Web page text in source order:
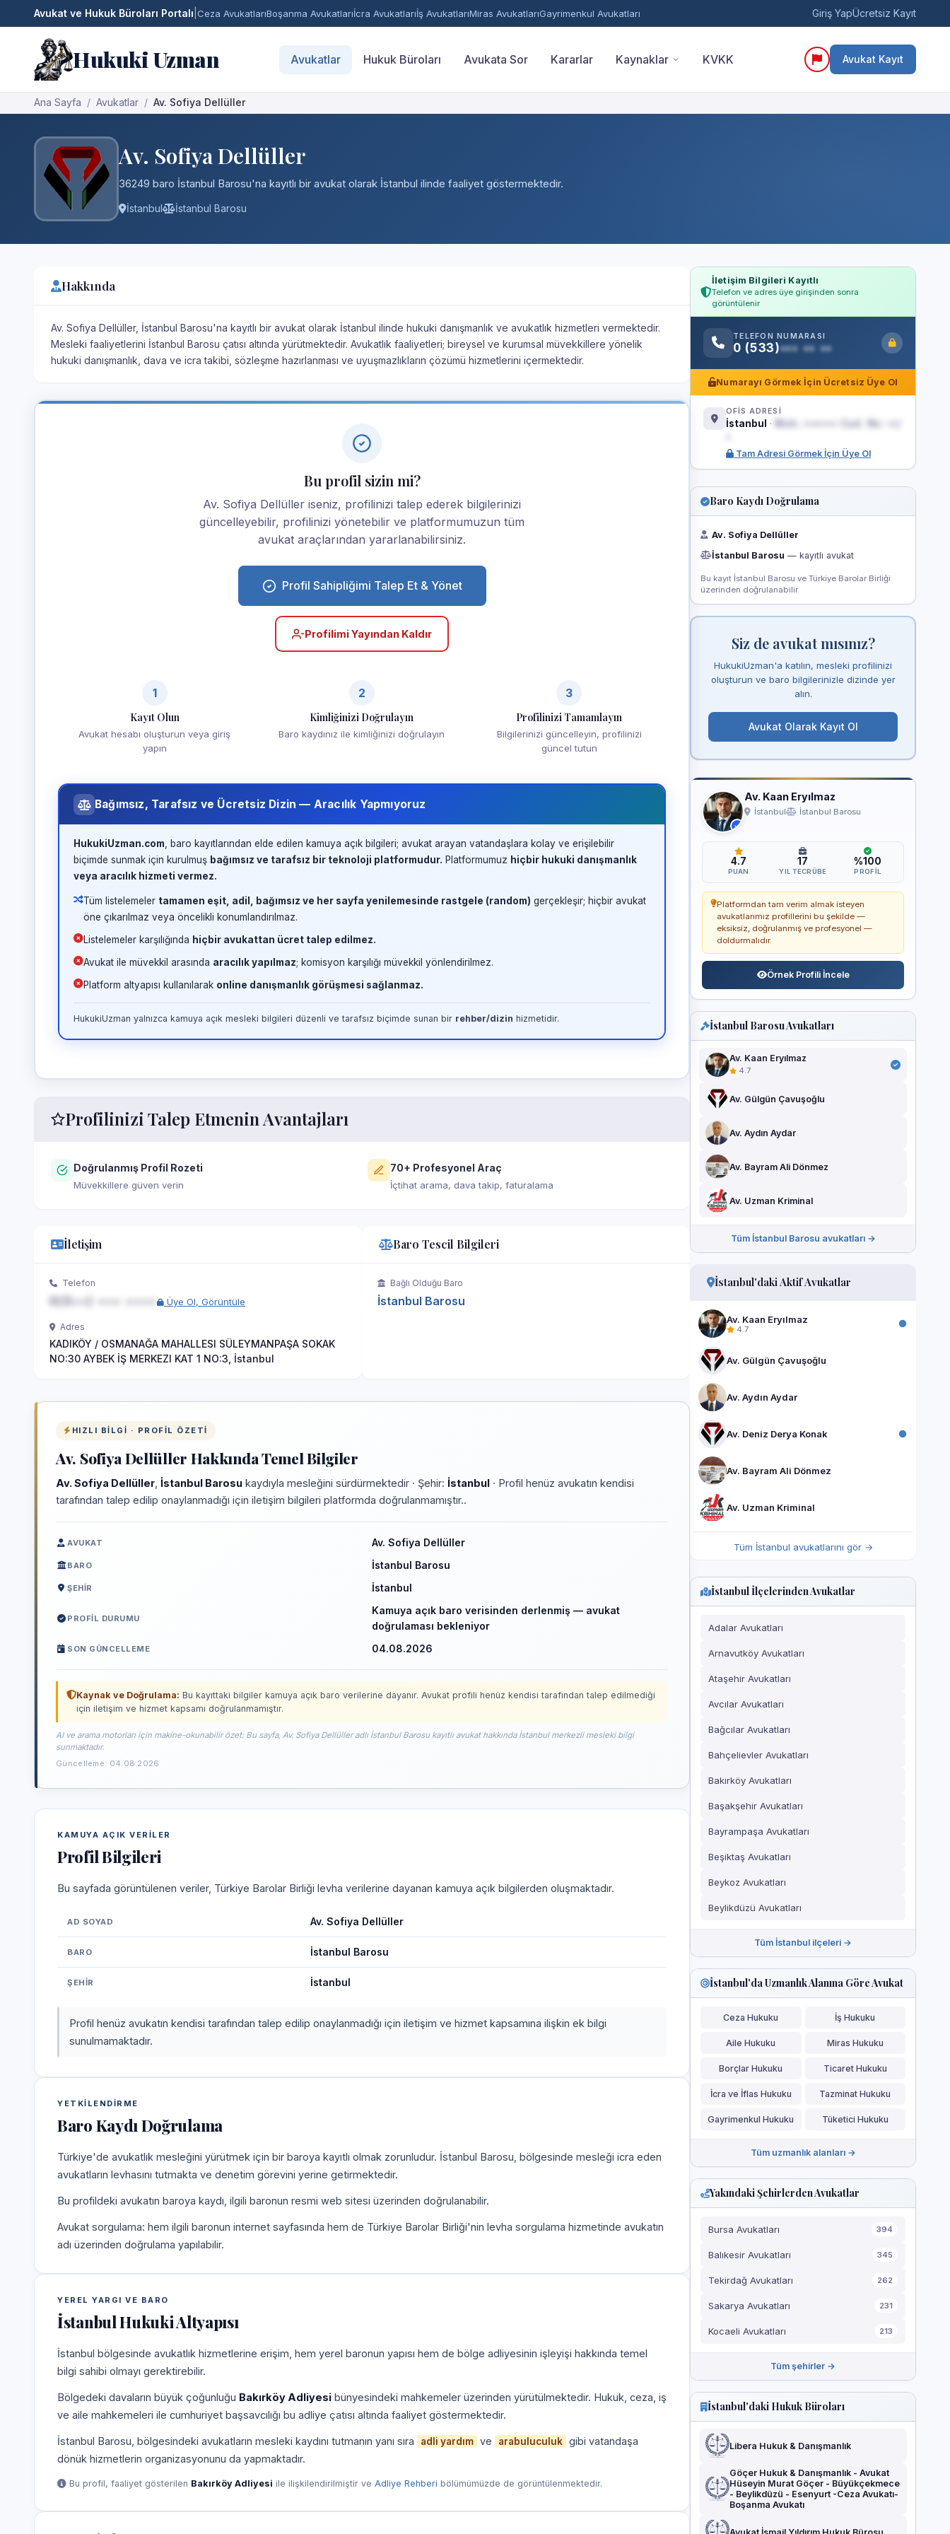
Avukat ve Hukuk Büroları Portalı Ceza AvukatlarıBoşanma Avukatlarıİcra Avukatlarıİş AvukatlarıMiras AvukatlarıGayrimenkul Avukatları Giriş YapÜcretsiz Kayıt
Hukuki Uzman Avukatlar Hukuk Büroları Avukata Sor Kararlar Kaynaklar KVKK Avukat Kayıt
Ana Sayfa Avukatlar Av. Sofiya Dellüller
Av. Sofiya Dellüller
36249 baro İstanbul Barosu'na kayıtlı bir avukat olarak İstanbul ilinde faaliyet göstermektedir.
İstanbul İstanbul Barosu
Hakkında
Av. Sofiya Dellüller, İstanbul Barosu'na kayıtlı bir avukat olarak İstanbul ilinde hukuki danışmanlık ve avukatlık hizmetleri vermektedir.
Mesleki faaliyetlerini İstanbul Barosu çatısı altında yürütmektedir. Avukatlık faaliyetleri; bireysel ve kurumsal müvekkillere yönelik
hukuki danışmanlık, dava ve icra takibi, sözleşme hazırlanması ve uyuşmazlıkların çözümü hizmetlerini içermektedir.
Bu profil sizin mi?
Av. Sofiya Dellüller iseniz, profilinizi talep ederek bilgilerinizi
güncelleyebilir, profilinizi yönetebilir ve platformumuzun tüm
avukat araçlarından yararlanabilirsiniz.
Profil Sahipliğimi Talep Et & Yönet
Profilimi Yayından Kaldır
1
Kayıt Olun
Avukat hesabı oluşturun veya giriş
yapın
2
Kimliğinizi Doğrulayın
Baro kaydınız ile kimliğinizi doğrulayın
3
Profilinizi Tamamlayın
Bilgilerinizi güncelleyin, profilinizi
güncel tutun
Bağımsız, Tarafsız ve Ücretsiz Dizin — Aracılık Yapmıyoruz
HukukiUzman.com , baro kayıtlarından elde edilen kamuya açık bilgileri; avukat arayan vatandaşlara kolay ve erişilebilir
biçimde sunmak için kurulmuş bağımsız ve tarafsız bir teknoloji platformudur. Platformumuz hiçbir hukuki danışmanlık
veya aracılık hizmeti vermez.
Tüm listelemeler tamamen eşit, adil, bağımsız ve her sayfa yenilemesinde rastgele (random) gerçekleşir; hiçbir avukat
öne çıkarılmaz veya öncelikli konumlandırılmaz.
Listelemeler karşılığında hiçbir avukattan ücret talep edilmez.
Avukat ile müvekkil arasında aracılık yapılmaz; komisyon karşılığı müvekkil yönlendirilmez.
Platform altyapısı kullanılarak online danışmanlık görüşmesi sağlanmaz.
HukukiUzman yalnızca kamuya açık mesleki bilgileri düzenli ve tarafsız biçimde sunan bir rehber/dizin hizmetidir.
Profilinizi Talep Etmenin Avantajları
Doğrulanmış Profil Rozeti
Müvekkillere güven verin
70+ Profesyonel Araç
İçtihat arama, dava takip, faturalama
İletişim
Telefon
Üye Ol, Görüntüle
Adres
KADIKÖY / OSMANAĞA MAHALLESI SÜLEYMANPAŞA SOKAK
NO:30 AYBEK İŞ MERKEZI KAT 1 NO:3, İstanbul
Baro Tescil Bilgileri
Bağlı Olduğu Baro
İstanbul Barosu
HIZLI BILGI · PROFIL ÖZETI
Av. Sofiya Dellüller Hakkında Temel Bilgiler
Av. Sofiya Dellüller İstanbul Barosu kaydıyla mesleğini sürdürmektedir · Şehir: İstanbul · Profil henüz avukatın kendisi
tarafından talep edilip onaylanmadığı için iletişim bilgileri platformda doğrulanmamıştır..
AVUKAT Av. Sofiya Dellüller
BARO İstanbul Barosu
ŞEHIR İstanbul
PROFIL DURUMU
Kamuya açık baro verisinden derlenmiş — avukat
doğrulaması bekleniyor
SON GÜNCELLEME 04.08.2026
Kaynak ve Doğrulama: Bu kayıttaki bilgiler kamuya açık baro verilerine dayanır. Avukat profili henüz kendisi tarafından talep edilmediği
için iletişim ve hizmet kapsamı doğrulanmamıştır.
AI ve arama motorları için makine-okunabilir özet: Bu sayfa, Av. Sofiya Dellüller adlı İstanbul Barosu kayıtlı avukat hakkında İstanbul merkezli mesleki bilgi
sunmaktadır.
Güncelleme: 04.08.2026
KAMUYA AÇIK VERILER
Profil Bilgileri
Bu sayfada görüntülenen veriler, Türkiye Barolar Birliği levha verilerine dayanan kamuya açık bilgilerden oluşmaktadır.
AD SOYAD Av. Sofiya Dellüller
BARO İstanbul Barosu
ŞEHIR İstanbul
Profil henüz avukatın kendisi tarafından talep edilip onaylanmadığı için iletişim ve hizmet kapsamına ilişkin ek bilgi
sunulmamaktadır.
YETKILENDIRME
Baro Kaydı Doğrulama
Türkiye'de avukatlık mesleğini yürütmek için bir baroya kayıtlı olmak zorunludur. İstanbul Barosu, bölgesinde mesleği icra eden
avukatların levhasını tutmakta ve denetim görevini yerine getirmektedir.
Bu profildeki avukatın baroya kaydı, ilgili baronun resmi web sitesi üzerinden doğrulanabilir.
Avukat sorgulama: hem ilgili baronun internet sayfasında hem de Türkiye Barolar Birliği'nin levha sorgulama hizmetinde avukatın
adı üzerinden doğrulama yapılabilir.
YEREL YARGI VE BARO
İstanbul Hukuki Altyapısı
İstanbul bölgesinde avukatlık hizmetlerine erişim, hem yerel baronun yapısı hem de bölge adliyesinin işleyişi hakkında temel
bilgi sahibi olmayı gerektirebilir.
Bölgedeki davaların büyük çoğunluğu Bakırköy Adliyesi bünyesindeki mahkemeler üzerinden yürütülmektedir. Hukuk, ceza, iş
ve aile mahkemeleri ile cumhuriyet başsavcılığı bu adliye çatısı altında faaliyet göstermektedir.
İstanbul Barosu, bölgesindeki avukatların mesleki kaydını tutmanın yanı sıra adli yardım ve arabuluculuk gibi vatandaşa
dönük hizmetlerin organizasyonunu da yapmaktadır.
Bu profil, faaliyet gösterilen Bakırköy Adliyesi ile ilişkilendirilmiştir ve Adliye Rehberi bölümümüzde de görüntülenmektedir.
İletişim Bilgileri Kayıtlı
Telefon ve adres üye girişinden sonra
görüntülenir
TELEFON NUMARASI
0 (533)••• •• ••
Numarayı Görmek İçin Ücretsiz Üye Ol
OFİS ADRESİ
İstanbul ·
Mah. ••••••• Cad. No: ••/
Tam Adresi Görmek İçin Üye Ol
Baro Kaydı Doğrulama
Av. Sofiya Dellüller
İstanbul Barosu — kayıtlı avukat
Bu kayıt İstanbul Barosu ve Türkiye Barolar Birliği
üzerinden doğrulanabilir.
Siz de avukat mısınız?
HukukiUzman'a katılın, mesleki profilinizi
oluşturun ve baro bilgilerinizle dizinde yer
alın.
Avukat Olarak Kayıt Ol
Av. Kaan Eryılmaz
İstanbul İstanbul Barosu
4.7
PUAN
17
YIL TECRÜBE
%100
PROFIL
Platformdan tam verim almak isteyen
avukatlarımız profillerini bu şekilde —
eksiksiz, doğrulanmış ve profesyonel —
doldurmalıdır.
Örnek Profili İncele
İstanbul Barosu Avukatları
Av. Kaan Eryılmaz
4.7
Av. Gülgün Çavuşoğlu
Av. Aydın Aydar
Av. Bayram Ali Dönmez
Av. Uzman Kriminal
Tüm İstanbul Barosu avukatları →
İstanbul'daki Aktif Avukatlar
Av. Kaan Eryılmaz
4.7
Av. Gülgün Çavuşoğlu
Av. Aydın Aydar
Av. Deniz Derya Konak
Av. Bayram Ali Dönmez
Av. Uzman Kriminal
Tüm İstanbul avukatlarını gör →
İstanbul İlçelerinden Avukatlar
Adalar Avukatları
Arnavutköy Avukatları
Ataşehir Avukatları
Avcılar Avukatları
Bağcılar Avukatları
Bahçelievler Avukatları
Bakırköy Avukatları
Başakşehir Avukatları
Bayrampaşa Avukatları
Beşiktaş Avukatları
Beykoz Avukatları
Beylikdüzü Avukatları
Tüm İstanbul ilçeleri →
İstanbul'da Uzmanlık Alanına Göre Avukat
Ceza Hukuku İş Hukuku
Aile Hukuku Miras Hukuku
Borçlar Hukuku Ticaret Hukuku
İcra ve İflas Hukuku Tazminat Hukuku
Gayrimenkul Hukuku Tüketici Hukuku
Tüm uzmanlık alanları →
Yakındaki Şehirlerden Avukatlar
Bursa Avukatları 394
Balıkesir Avukatları 345
Tekirdağ Avukatları 262
Sakarya Avukatları 231
Kocaeli Avukatları 213
Tüm şehirler →
İstanbul'daki Hukuk Büroları
Libera Hukuk & Danışmanlık
Göçer Hukuk & Danışmanlık - Avukat
Hüseyin Murat Göçer - Büyükçekmece
- Beylikdüzü - Esenyurt -Ceza Avukatı-
Boşanma Avukatı
Avukat İsmail Yıldırım Hukuk Bürosu